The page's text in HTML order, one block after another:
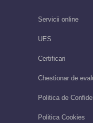
Servicii online
UES
Certificari
Chestionar de
Politica de
Politica Cookies